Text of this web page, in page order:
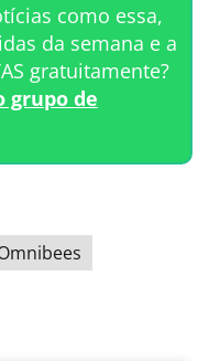
como essa,
da semana e a
gratuitamente?
grupo de